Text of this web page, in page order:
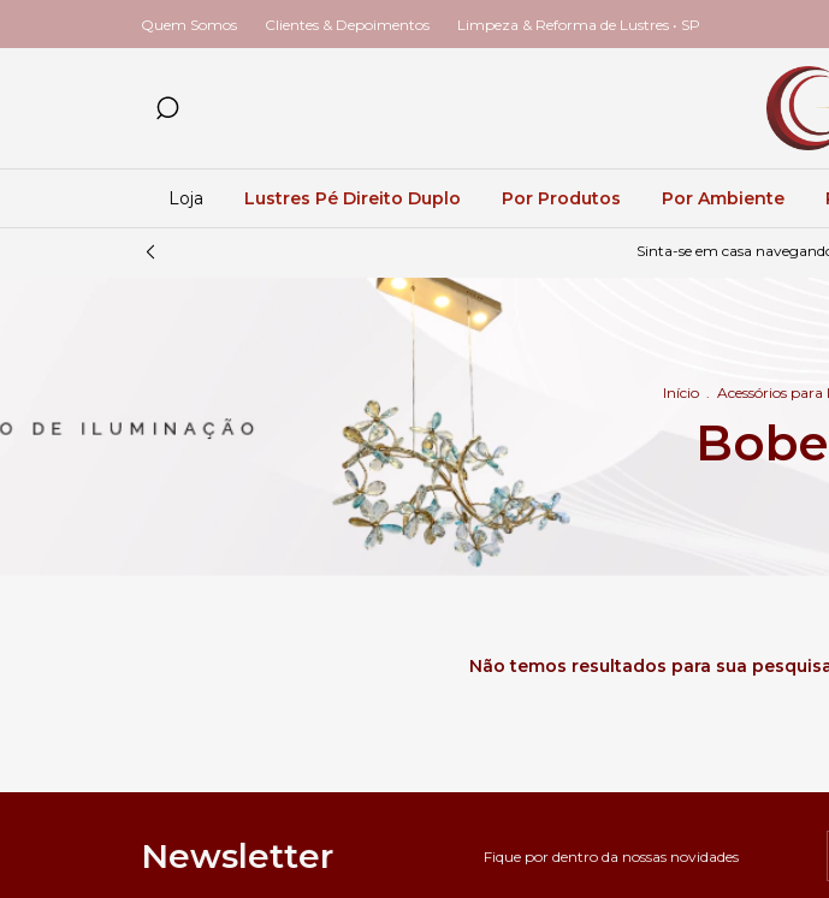
Quem Somos Clientes & Depoimentos Limpeza & Reforma de Lustres • SP
Loja Lustres Pé Direito Duplo Por Produtos Por Ambiente
Sinta-se em casa
Início . Acessórios para
Não temos resultados para sua
Newsletter Fique por dentro da nossas novidades